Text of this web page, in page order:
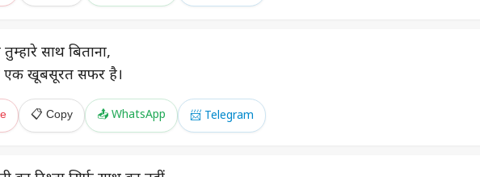
साथ बिताना,
एक खूबसूरत सफर है।
📋 Copy 📤 WhatsApp 📨 Telegram